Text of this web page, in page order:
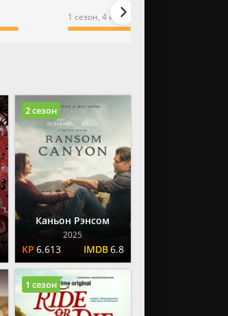
1 сезон, 4 из 4 серии
Каньон Рэнсом
2025
6.613 6.8
2 сезон
1 сезон